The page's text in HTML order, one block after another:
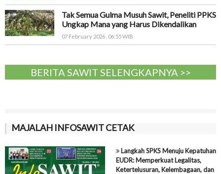
Tak Semua Gulma Musuh Sawit, Peneliti PPKS
Ungkap Mana yang Harus Dikendalikan
07 February 2026 , 06:55 WIB
BERITA SAWIT SELENGKAPNYA >>
MAJALAH INFOSAWIT CETAK
Langkah SPKS Menuju Kepatuhan
EUDR: Memperkuat Legalitas,
Ketertelusuran, Kelembagaan, dan